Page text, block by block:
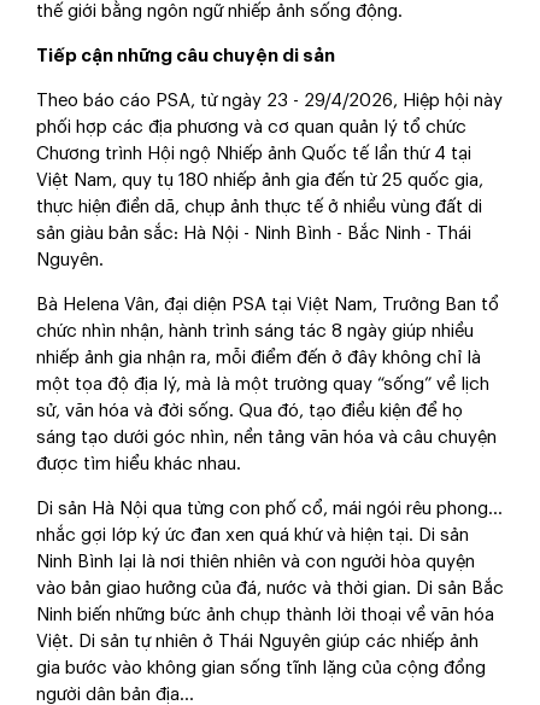
thế giới bằng ngôn ngữ nhiếp ảnh sống động.
Tiếp cận những câu chuyện di sản
Theo báo cáo PSA, từ ngày 23 - 29/4/2026, Hiệp hội này
phối hợp các địa phương và cơ quan quản lý tổ chức
Chương trình Hội ngộ Nhiếp ảnh Quốc tế lần thứ 4 tại
Việt Nam, quy tụ 180 nhiếp ảnh gia đến từ 25 quốc gia,
thực hiện điền dã, chụp ảnh thực tế ở nhiều vùng đất di
sản giàu bản sắc: Hà Nội - Ninh Bình - Bắc Ninh - Thái
Nguyên.
Bà Helena Vân, đại diện PSA tại Việt Nam, Trưởng Ban tổ
chức nhìn nhận, hành trình sáng tác 8 ngày giúp nhiều
nhiếp ảnh gia nhận ra, mỗi điểm đến ở đây không chỉ là
một tọa độ địa lý, mà là một trường quay “sống” về lịch
sử, văn hóa và đời sống. Qua đó, tạo điều kiện để họ
sáng tạo dưới góc nhìn, nền tảng văn hóa và câu chuyện
được tìm hiểu khác nhau.
Di sản Hà Nội qua từng con phố cổ, mái ngói rêu phong…
nhắc gợi lớp ký ức đan xen quá khứ và hiện tại. Di sản
Ninh Bình lại là nơi thiên nhiên và con người hòa quyện
vào bản giao hưởng của đá, nước và thời gian. Di sản Bắc
Ninh biến những bức ảnh chụp thành lời thoại về văn hóa
Việt. Di sản tự nhiên ở Thái Nguyên giúp các nhiếp ảnh
gia bước vào không gian sống tĩnh lặng của cộng đồng
người dân bản địa…